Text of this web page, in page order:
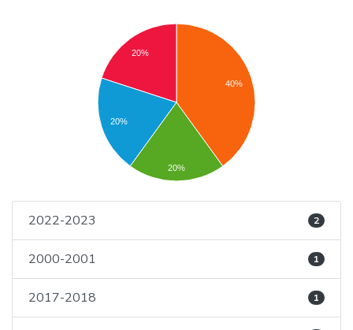
40%
20%
20%
20%
2022-2023 2
2000-2001 1
2017-2018 1